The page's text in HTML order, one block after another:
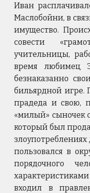
Иван
Маслобойни, в
имущество.
совести
учительницы,
время любимец
безнаказанно
бильярдной игре.
прадеда и свою,
«милый» сыночек
который был
пользовался в
порядочного
входил в